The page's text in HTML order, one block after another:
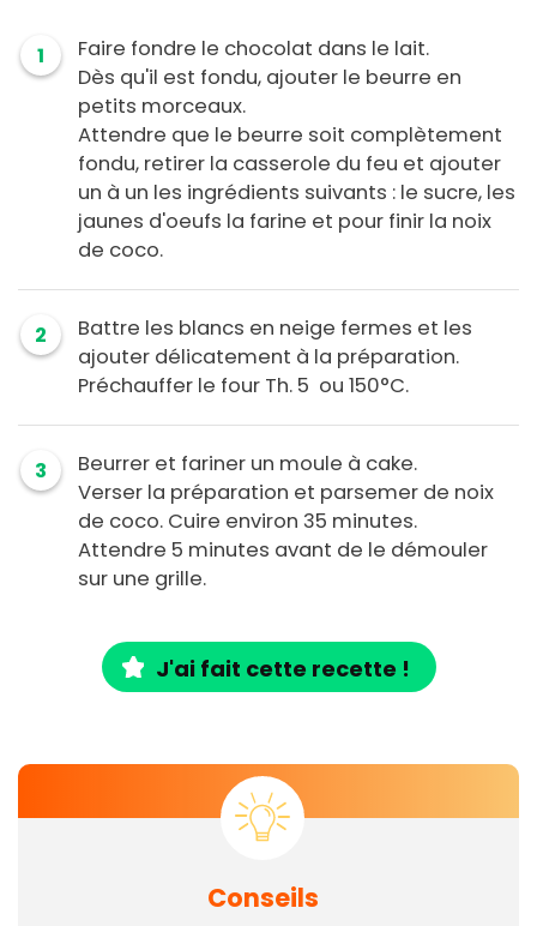
1
Faire fondre le chocolat dans le lait.
Dès qu'il est fondu, ajouter le beurre en
petits morceaux.
Attendre que le beurre soit complètement
fondu, retirer la casserole du feu et ajouter
un à un les ingrédients suivants : le sucre, les
jaunes d'oeufs la farine et pour finir la noix
de coco.
2
Battre les blancs en neige fermes et les
ajouter délicatement à la préparation.
Préchauffer le four Th. 5 ou 150°C.
3
Beurrer et fariner un moule à cake.
Verser la préparation et parsemer de noix
de coco. Cuire environ 35 minutes.
Attendre 5 minutes avant de le démouler
sur une grille.
J'ai fait cette recette !
Conseils